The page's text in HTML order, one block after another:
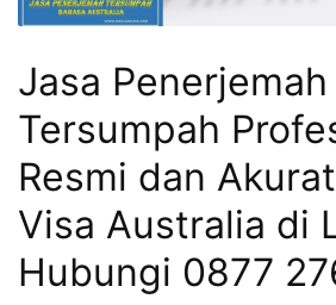
Jasa Penerjemah
Tersumpah
Resmi dan
Visa Australia di
Hubungi 0877